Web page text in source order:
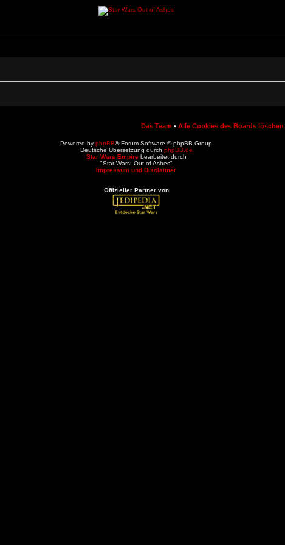
Das Team • Alle Cookies des Boards löschen
Powered by phpBB® Forum Software © phpBB Group
Deutsche Übersetzung durch phpBB.de
Star Wars Empirebearbeitet durch
"Star Wars: Out of Ashes"
Impressum und Disclaimer
Offizieller Partner von